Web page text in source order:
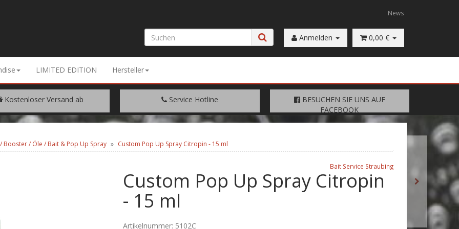
News
Anmelden 0,00 €
LIMITED EDITION Hersteller
Kostenloser Versand ab
WARENWERT VON € 200.- Service Hotline
+49 (0) 9429/948344
BESUCHEN SIE UNS AUF
FACEBOOK
BESUCHEN SIE UNS AUF
FACEBOOK
Booster / Öle / Bait & Pop Up Spray Custom Pop Up Spray Citropin - 15 ml
Bait Service Straubing
Custom Pop Up Spray Citropin
- 15 ml
Artikelnummer: 5102C